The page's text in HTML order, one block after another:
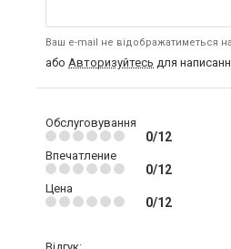
Ваш e-mail не відображатиметься на
або Авторизуйтесь для
Обслуговування
0/12
Впечатление
0/12
Цена
0/12